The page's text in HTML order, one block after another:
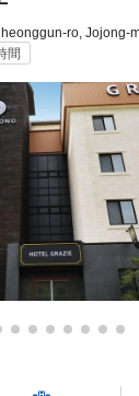
ro, Jojong-
間